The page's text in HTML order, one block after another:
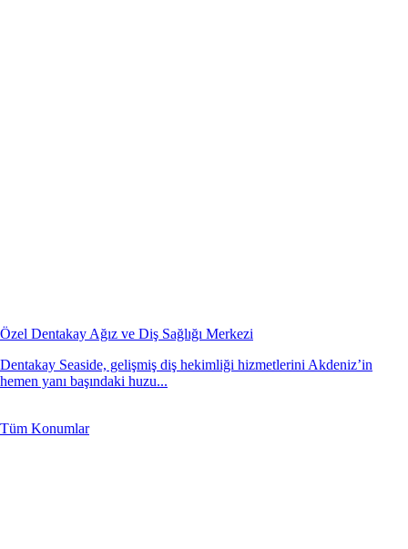
Özel Dentakay Ağız ve Diş Sağlığı Merkezi
Dentakay Seaside, gelişmiş diş hekimliği hizmetlerini Akdeniz’in
hemen yanı başındaki huzu...
Tüm Konumlar